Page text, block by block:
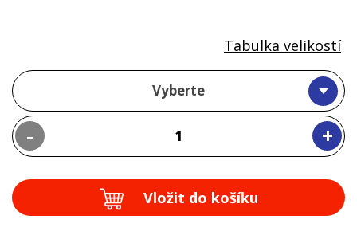
Vyberte
- +
Tabulka velikostí
Vložit do košíku